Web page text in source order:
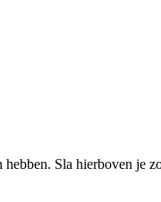
Sla hierboven je